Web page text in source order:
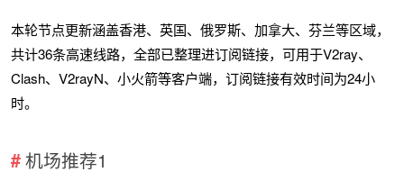
本轮节点更新涵盖香港、英国、俄罗斯、加拿大、芬兰等区域，
共计36条高速线路，全部已整理进订阅链接，可用于V2ray、
Clash、V2rayN、小火箭等客户端，订阅链接有效时间为24小
时。
机场推荐1